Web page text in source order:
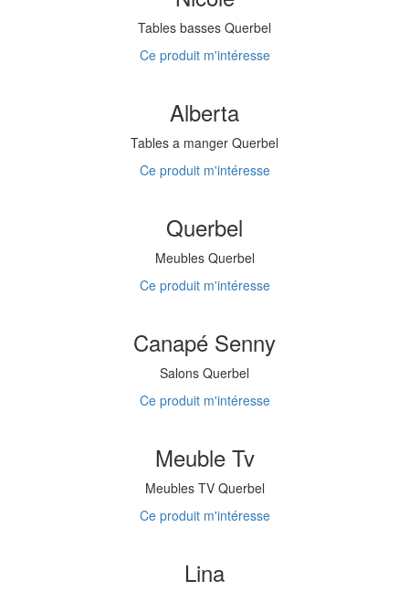
Tables basses Querbel
Ce produit m'intéresse
Alberta
Tables a manger Querbel
Ce produit m'intéresse
Querbel
Meubles Querbel
Ce produit m'intéresse
Canapé Senny
Salons Querbel
Ce produit m'intéresse
Meuble Tv
Meubles TV Querbel
Ce produit m'intéresse
Lina